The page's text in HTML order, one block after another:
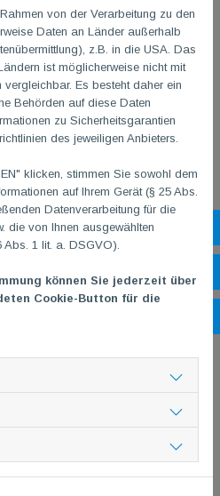
1861 e.V. Mainz-Gonsenheim
und -finanzierung der
15,00 EUR inkl. Weinprobe
Sepa-Mandat bei Online-Anmeldung.
von der Verarbeitung zu den
Daten an Länder außerhalb
z.B. in die USA. Das
ist möglicherweise nicht mit
Es besteht daher ein
Behörden auf diese Daten
zu Sicherheitsgarantien
des jeweiligen Anbieters.
klicken, stimmen Sie sowohl dem
auf Ihrem Gerät (§ 25 Abs.
Datenverarbeitung für die
die von Ihnen ausgewählten
1 lit. a. DSGVO).
können Sie jederzeit über
Cookie-Button für die